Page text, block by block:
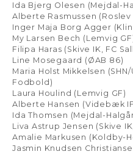
Ida Bjerg Olesen (Mejdal-
Alberte Rasmussen (Roslev
Inger Maja Borg Agger
My Larsen Bech (Lemvig
Filipa Haras (Skive IK, FC
Line Mosegaard (ØAB 86)
Maria Holst Mikkelsen
Fodbold)
Laura Houlind (Lemvig GF)
Alberte Hansen (Videbæk
Ida Thomsen (Mejdal-
Liva Astrup Jensen (Skive
Amalie Markusen (Koldby-
Jasmin Knudsen